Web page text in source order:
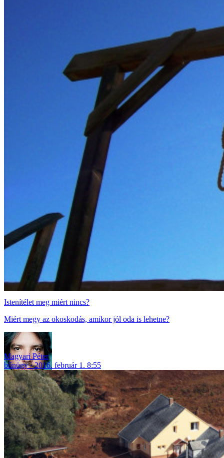
Istenítélet meg miért nincs?
Miért megy az okoskodás, amikor jól oda is lehetne?
Magyari Péter
bűnügy
2016. február 1. 8:55